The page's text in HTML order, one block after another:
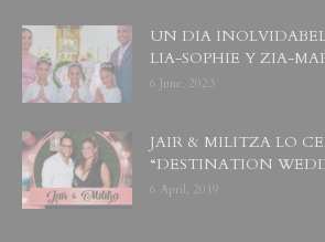
UN DIA
LIA-SOPHIE Y ZIA-
6 June, 2023
JAIR & MILITZA LO
“DESTINATION
6 April, 2019